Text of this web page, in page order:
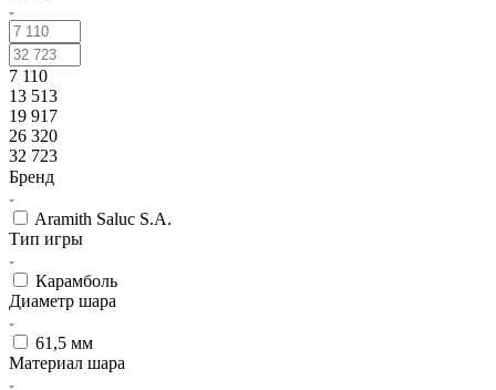
7 110
13 513
19 917
26 320
32 723
Бренд
Aramith Saluc S.A.
Тип игры
Карамболь
Диаметр шара
61,5 мм
Материал шара